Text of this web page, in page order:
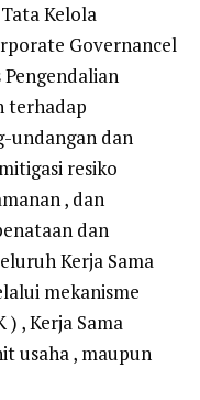
Kelola
Governancel
terhadap
undangan dan
resiko
, dan
dan
Kerja Sama
mekanisme
) , Kerja Sama
usaha , maupun